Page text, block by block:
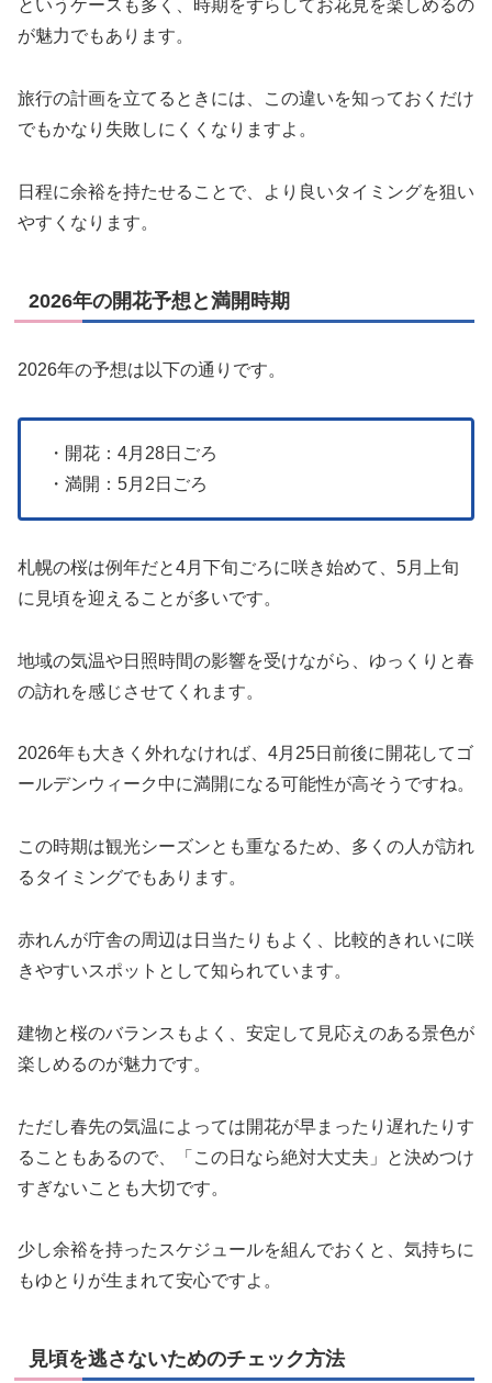
というケースも多く、時期をずらしてお花見を楽しめるの
が魅力でもあります。
旅行の計画を立てるときには、この違いを知っておくだけ
でもかなり失敗しにくくなりますよ。
日程に余裕を持たせることで、より良いタイミングを狙い
やすくなります。
2026年の開花予想と満開時期
2026年の予想は以下の通りです。
・開花：4月28日ごろ
・満開：5月2日ごろ
札幌の桜は例年だと4月下旬ごろに咲き始めて、5月上旬
に見頃を迎えることが多いです。
地域の気温や日照時間の影響を受けながら、ゆっくりと春
の訪れを感じさせてくれます。
2026年も大きく外れなければ、4月25日前後に開花してゴ
ールデンウィーク中に満開になる可能性が高そうですね。
この時期は観光シーズンとも重なるため、多くの人が訪れ
るタイミングでもあります。
赤れんが庁舎の周辺は日当たりもよく、比較的きれいに咲
きやすいスポットとして知られています。
建物と桜のバランスもよく、安定して見応えのある景色が
楽しめるのが魅力です。
ただし春先の気温によっては開花が早まったり遅れたりす
ることもあるので、「この日なら絶対大丈夫」と決めつけ
すぎないことも大切です。
少し余裕を持ったスケジュールを組んでおくと、気持ちに
もゆとりが生まれて安心ですよ。
見頃を逃さないためのチェック方法